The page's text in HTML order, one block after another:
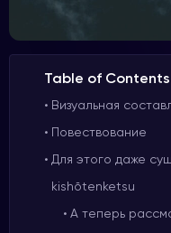
Table of Contents
Визуальная
Повествование
Для этого даже
kishōtenketsu
А теперь